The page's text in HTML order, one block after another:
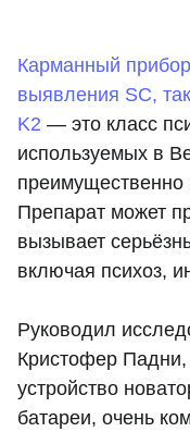
Карманный
выявления SC,
K2 — это класс
используемых в
Препарат может
вызывает
включая психоз,
Руководил
Кристофер Падни,
устройство
батареи, очень